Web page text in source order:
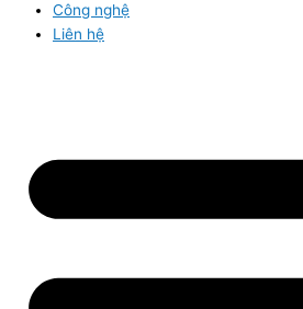
Công nghệ
Liên hệ